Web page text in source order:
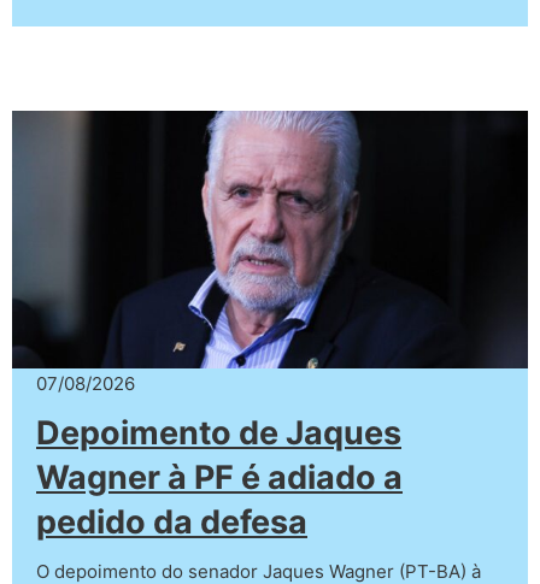
07/08/2026
Depoimento de Jaques
Wagner à PF é adiado a
pedido da defesa
O depoimento do senador Jaques Wagner (PT-BA) à